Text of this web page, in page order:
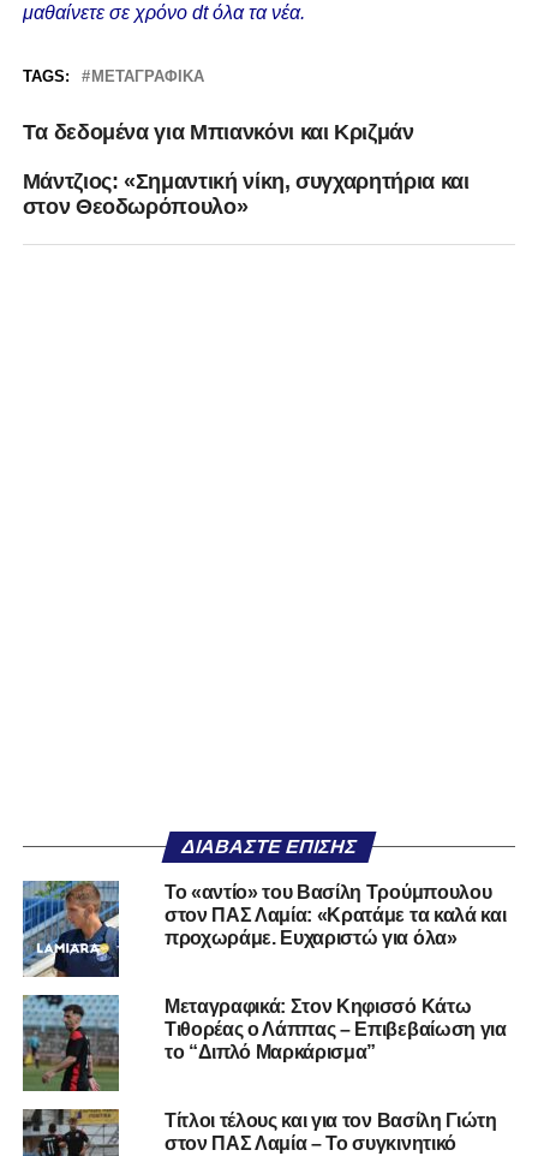
μαθαίνετε σε χρόνο dt όλα τα νέα.
TAGS: ΜΕΤΑΓΡΑΦΙΚΆ
Tα δεδομένα για Μπιανκόνι και Κριζμάν
Μάντζιος: «Σημαντική νίκη, συγχαρητήρια και
στον Θεοδωρόπουλο»
ΔΙΑΒΆΣΤΕ ΕΠΊΣΗΣ
Το «αντίο» του Βασίλη Τρούμπουλου
στον ΠΑΣ Λαμία: «Κρατάμε τα καλά και
προχωράμε. Ευχαριστώ για όλα»
Μεταγραφικά: Στον Κηφισσό Κάτω
Τιθορέας ο Λάππας – Επιβεβαίωση για
το “Διπλό Μαρκάρισμα”
Τίτλοι τέλους και για τον Βασίλη Γιώτη
στον ΠΑΣ Λαμία – Το συγκινητικό